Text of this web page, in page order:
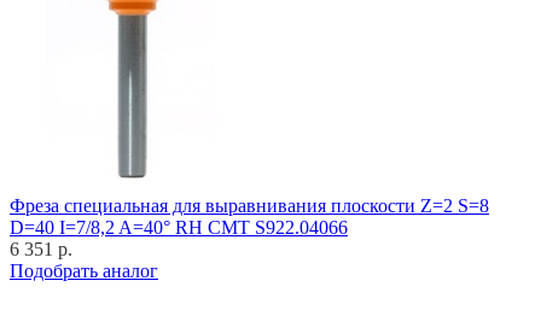
Фреза специальная для выравнивания плоскости Z=2 S=8
D=40 I=7/8,2 A=40° RH CMT S922.04066
6 351 р.
Подобрать аналог